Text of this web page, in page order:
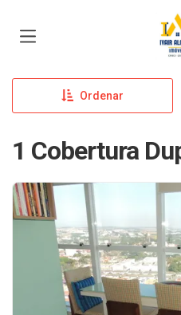
Ordenar
1 Cobertura